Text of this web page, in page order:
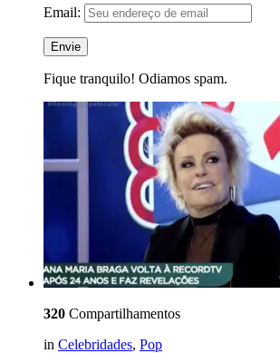
Email:
Fique tranquilo! Odiamos spam.
320 Compartilhamentos
in Celebridades, Pop